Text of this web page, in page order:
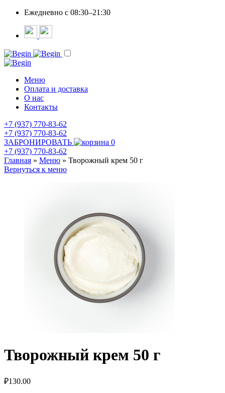
Ежедневно c 08:30–21:30
Меню
Оплата и доставка
О нас
Контакты
+7 (937) 770-83-62
+7 (937) 770-83-62
ЗАБРОНИРОВАТЬ
0
+7 (937) 770-83-62
Главная » Меню » Творожный крем 50 г
Вернуться к меню
Творожный крем 50 г
₽130.00